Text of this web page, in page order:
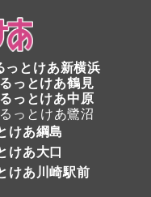
っとけあ新横浜
っとけあ鶴見
っとけあ中原
っとけあ鷺沼
けあ綱島
けあ大口
けあ川崎駅前